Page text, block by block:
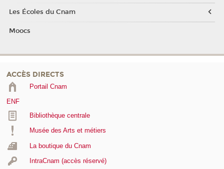
Les Écoles du Cnam
Moocs
ACCÈS DIRECTS
Portail Cnam
ENF
Bibliothèque centrale
Musée des Arts et métiers
La boutique du Cnam
IntraCnam (accès réservé)